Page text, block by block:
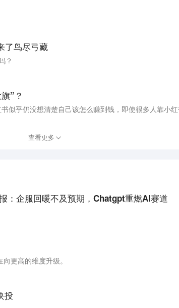
了鸟尽弓藏
？
”？
似乎仍没想清楚自己该怎么赚到钱，即使很多人靠小
查看更多
：企服回暖不及预期，Chatgpt重燃AI赛道
更高的维度升级。
投